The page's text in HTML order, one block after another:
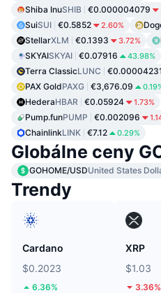
Shiba InuSHIB €0.000004079
SuiSUI €0.5852 2.60%
StellarXLM €0.1393 3.72%
SKYAISKYAI €0.07916 43.98%
Terra ClassicLUNC
PAX GoldPAXG €3,676.09
HederaHBAR €0.05924 1.73%
Pump.funPUMP €0.002096
ChainlinkLINK €7.12 0.29%
Globálne ceny
GOHOME/USDUnited States
Trendy
Cardano
$0.2023
6.36%
XRP
$1.03
3.36%